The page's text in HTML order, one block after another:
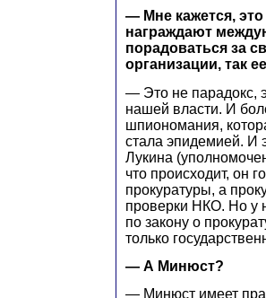
— Мне кажется,
награждают
порадоваться за
организации, так
— Это не парадокс,
нашей власти. И
шпиономания,
стала эпидемией. И
Лукина
что происходит, он
прокуратуры, а
проверки НКО. Но у
по закону о
только
— А Минюст?
— Минюст имеет